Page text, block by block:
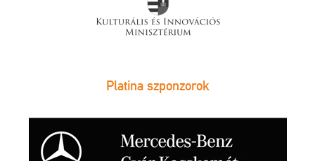
Platina szponzorok